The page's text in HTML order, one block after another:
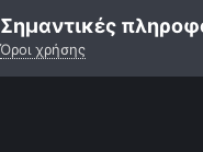
Αρχή
Σημαντικές
Όροι χρήσης
Forum